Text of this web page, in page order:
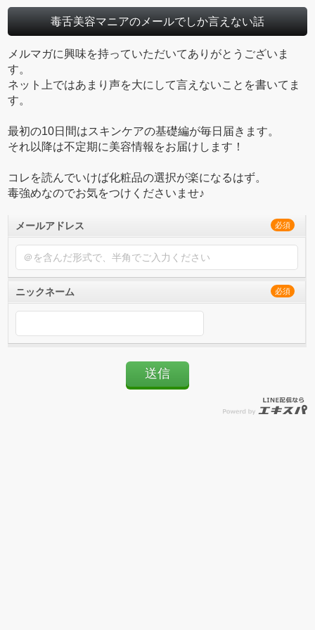
毒舌美容マニアのメールでしか言えない話
メルマガに興味を持っていただいてありがとうございま
す。
ネット上ではあまり声を大にして言えないことを書いてま
す。
最初の10日間はスキンケアの基礎編が毎日届きます。
それ以降は不定期に美容情報をお届けします！
コレを読んでいけば化粧品の選択が楽になるはず。
毒強めなのでお気をつけくださいませ♪
メールアドレス 必須
ニックネーム 必須